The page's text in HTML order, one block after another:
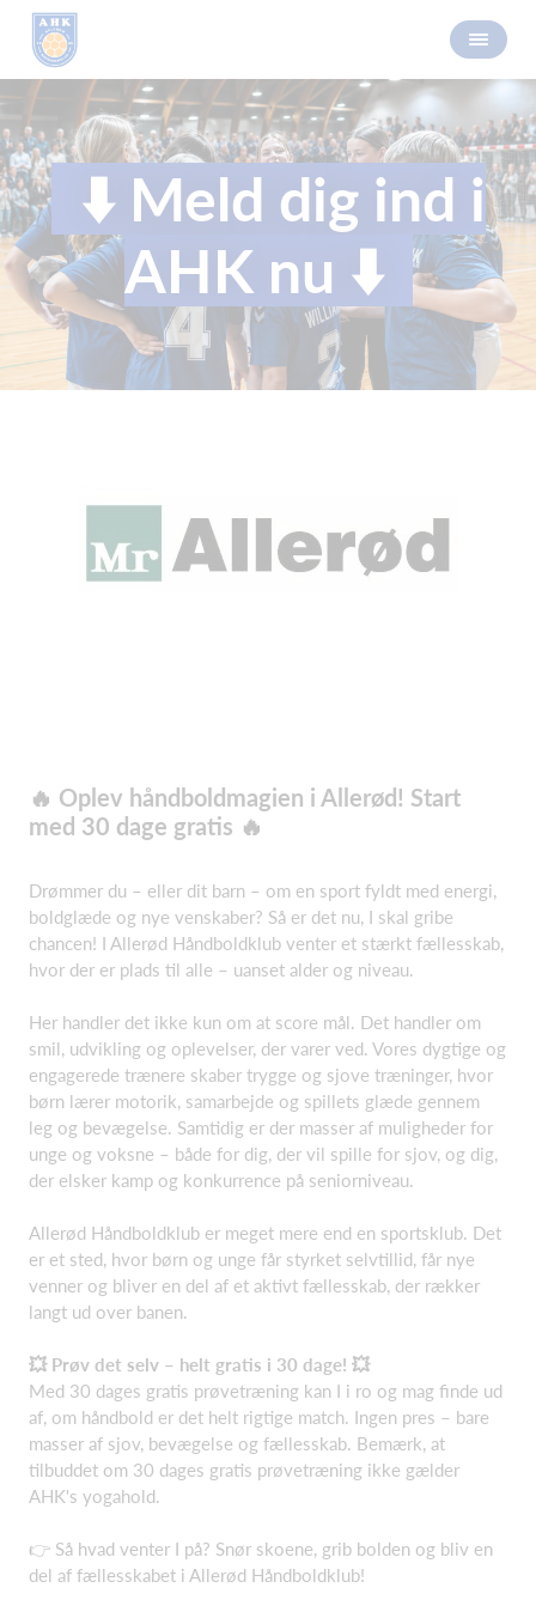
⬇️ Meld dig ind i
AHK nu ⬇️
🔥 Oplev håndboldmagien i Allerød! Start
med 30 dage gratis 🔥
Drømmer du – eller dit barn – om en sport fyldt med energi,
boldglæde og nye venskaber? Så er det nu, I skal gribe
chancen! I Allerød Håndboldklub venter et stærkt fællesskab,
hvor der er plads til alle – uanset alder og niveau.
Her handler det ikke kun om at score mål. Det handler om
smil, udvikling og oplevelser, der varer ved. Vores dygtige og
engagerede trænere skaber trygge og sjove træninger, hvor
børn lærer motorik, samarbejde og spillets glæde gennem
leg og bevægelse. Samtidig er der masser af muligheder for
unge og voksne – både for dig, der vil spille for sjov, og dig,
der elsker kamp og konkurrence på seniorniveau.
Allerød Håndboldklub er meget mere end en sportsklub. Det
er et sted, hvor børn og unge får styrket selvtillid, får nye
venner og bliver en del af et aktivt fællesskab, der rækker
langt ud over banen.
💥 Prøv det selv – helt gratis i 30 dage! 💥
Med 30 dages gratis prøvetræning kan I i ro og mag finde ud
af, om håndbold er det helt rigtige match. Ingen pres – bare
masser af sjov, bevægelse og fællesskab. Bemærk, at
tilbuddet om 30 dages gratis prøvetræning ikke gælder
AHK's yogahold.
👉 Så hvad venter I på? Snør skoene, grib bolden og bliv en
del af fællesskabet i Allerød Håndboldklub!